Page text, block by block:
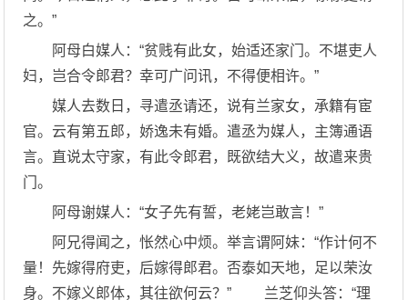
之。”
阿母白媒人：“贫贱有此女，始适还家门。不堪吏人
妇，岂合令郎君？幸可广问讯，不得便相许。”
媒人去数日，寻遣丞请还，说有兰家女，承籍有宦
官。云有第五郎，娇逸未有婚。遣丞为媒人，主簿通语
言。直说太守家，有此令郎君，既欲结大义，故遣来贵
门。
阿母谢媒人：“女子先有誓，老姥岂敢言！”
阿兄得闻之，怅然心中烦。举言谓阿妹：“作计何不
量！先嫁得府吏，后嫁得郎君。否泰如天地，足以荣汝
身。不嫁义郎体，其往欲何云？” 兰芝仰头答：“理